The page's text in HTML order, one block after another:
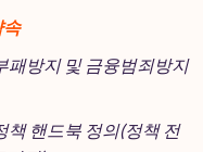
속
패방지 및 금융범죄방지
책 핸드북 정의(정책 전